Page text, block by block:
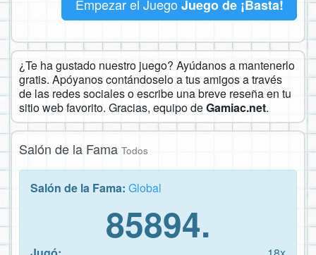
Empezar el Juego Juego de ¡Basta!
¿Te ha gustado nuestro juego? Ayúdanos a mantenerlo
gratis. Apóyanos contándoselo a tus amigos a través
de las redes sociales o escribe una breve reseña en tu
sitio web favorito. Gracias, equipo deGamiac.net.
Salón de la Fama Todos
Salón de la Fama: Global
85894.